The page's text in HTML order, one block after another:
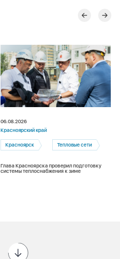
06.08.2026
Красноярский край
Красноярск Тепловые сети
Глава Красноярска проверил подготовку
системы теплоснабжения к зиме